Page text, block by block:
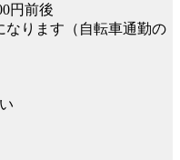
円前後
ります（自転車通勤の